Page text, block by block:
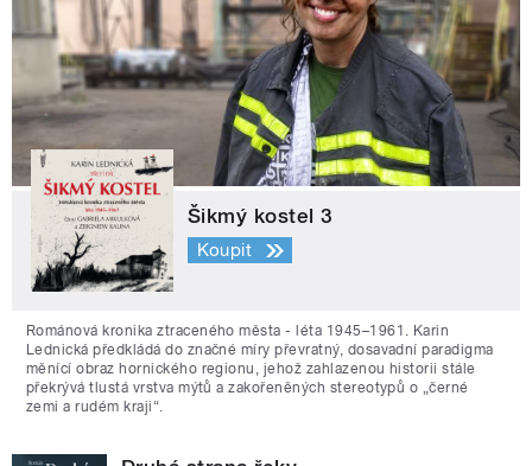
Šikmý kostel 3
Koupit
Románová kronika ztraceného města - léta 1945–1961. Karin
Lednická předkládá do značné míry převratný, dosavadní paradigma
měnící obraz hornického regionu, jehož zahlazenou historii stále
překrývá tlustá vrstva mýtů a zakořeněných stereotypů o „černé
zemi a rudém kraji“.